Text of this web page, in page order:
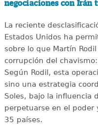
negociaciones con Irán
La reciente
Estados Unidos ha
sobre lo que Martín
corrupción del
Según Rodil, esta
sino una estrategia
Soles, bajo la influencia
perpetuarse en el
35 países.